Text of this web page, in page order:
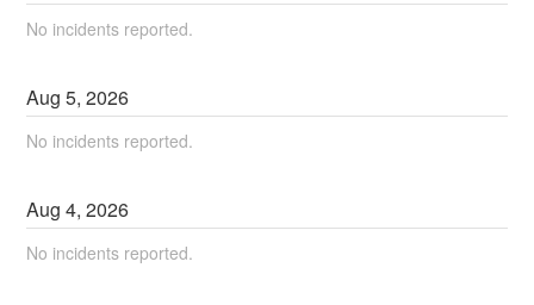
No incidents reported.
Aug5,2026
No incidents reported.
Aug4,2026
No incidents reported.